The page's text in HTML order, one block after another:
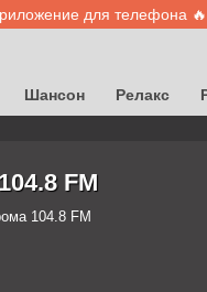
для телефона
Шансон Релакс
FM
104.8 FM